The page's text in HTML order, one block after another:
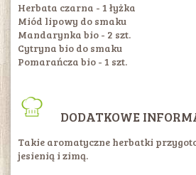
Herbata czarna - 1 łyżka
Miód lipowy do smaku
Mandarynka bio - 2 szt.
Cytryna bio do smaku
Pomarańcza bio - 1 szt.
DODATKOWE
Takie aromatyczne herbatki
jesienią i zimą.